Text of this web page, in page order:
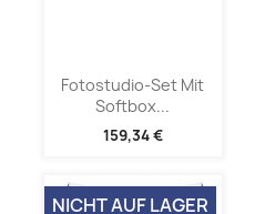
Fotostudio-Set Mit
Softbox...
159,34 €
NICHT AUF LAGER